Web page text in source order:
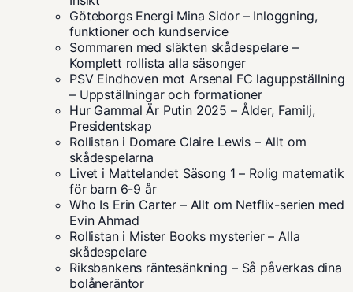
Göteborgs Energi Mina Sidor – Inloggning,
funktioner och kundservice
Sommaren med släkten skådespelare –
Komplett rollista alla säsonger
PSV Eindhoven mot Arsenal FC laguppställning
– Uppställningar och formationer
Hur Gammal Är Putin 2025 – Ålder, Familj,
Presidentskap
Rollistan i Domare Claire Lewis – Allt om
skådespelarna
Livet i Mattelandet Säsong 1 – Rolig matematik
för barn 6-9 år
Who Is Erin Carter – Allt om Netflix-serien med
Evin Ahmad
Rollistan i Mister Books mysterier – Alla
skådespelare
Riksbankens räntesänkning – Så påverkas dina
bolåneräntor